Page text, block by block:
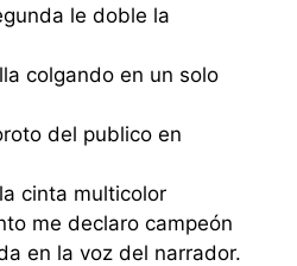
le doble la
colgando en un solo
del publico en
cinta multicolor
me declaro campeón
en la voz del narrador.